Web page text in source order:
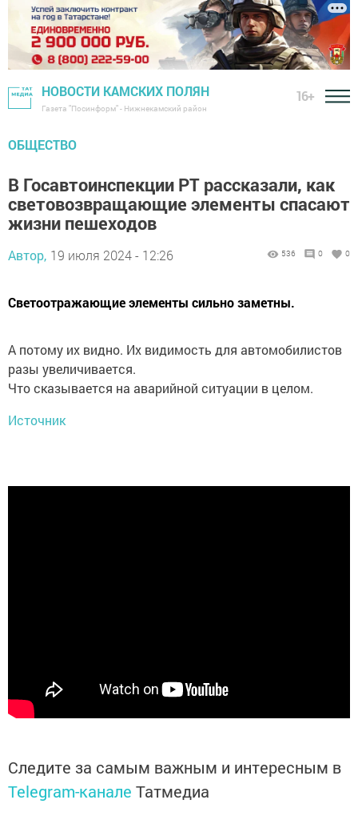
НОВОСТИ КАМСКИХ ПОЛЯН
Газета "Посинформ" - Нижнекамский район
16+
ОБЩЕСТВО
В Госавтоинспекции РТ рассказали, как
световозвращающие элементы спасают
жизни пешеходов
Автор, 19 июля 2024 - 12:26 536 0 0
Светоотражающие элементы сильно заметны.
А потому их видно. Их видимость для автомобилистов
разы увеличивается.
Что сказывается на аварийной ситуации в целом.
Источник
Следите за самым важным и интересным в
Telegram-канале Татмедиа